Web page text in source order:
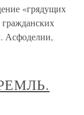
«грядущих
гражданских
Асфоделии,